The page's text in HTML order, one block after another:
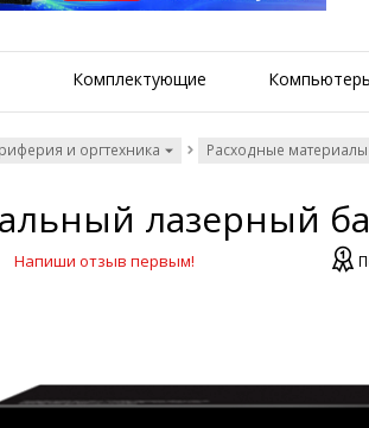
Комплектующие
и оргтехника Расходные материалы
лазерный
Напиши отзыв первым!